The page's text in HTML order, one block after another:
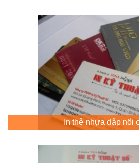
In thẻ nhựa dập nổi